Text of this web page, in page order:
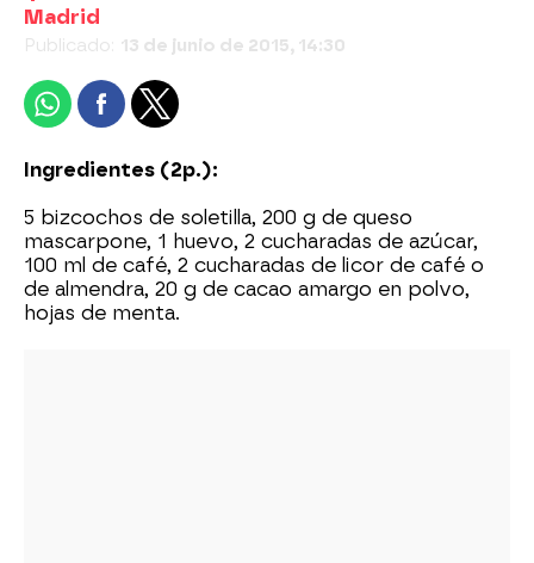
Madrid
Publicado: 13 de junio de 2015, 14:30
Ingredientes (2p.):
5 bizcochos de soletilla, 200 g de queso
mascarpone, 1 huevo, 2 cucharadas de azúcar,
100 ml de café, 2 cucharadas de licor de café o
de almendra, 20 g de cacao amargo en polvo,
hojas de menta.